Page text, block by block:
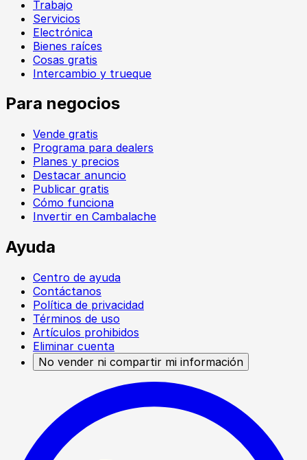
Trabajo
Servicios
Electrónica
Bienes raíces
Cosas gratis
Intercambio y trueque
Para negocios
Vende gratis
Programa para dealers
Planes y precios
Destacar anuncio
Publicar gratis
Cómo funciona
Invertir en Cambalache
Ayuda
Centro de ayuda
Contáctanos
Política de privacidad
Términos de uso
Artículos prohibidos
Eliminar cuenta
No vender ni compartir mi información